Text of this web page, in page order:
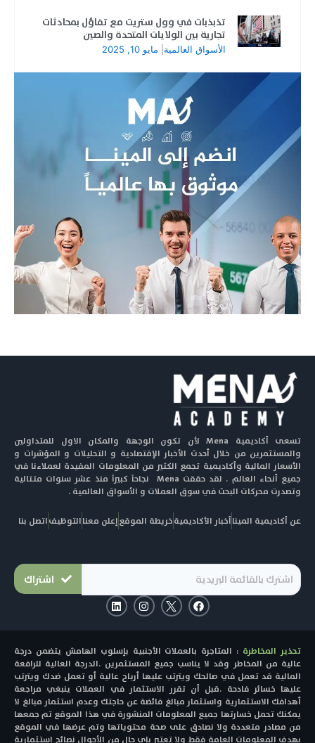
تذبذبات في وول ستريت مع تفاؤل بمحادثات
تجارية بين الولايات المتحدة والصين
الأسواق العالمية مايو 10, 2025
تسعى أكاديمية Mena لأن تكون الوجهة والمكان الاول للمتداولين
والمستثمرين من خلال أحدث الأخبار الإقتصادية و التحليلات و المؤشرات و
الأسعار المالية وأكاديمية تجمع الكثير من المعلومات المفيدة لعملاءنا في
جميع أنحاء العالم . لقد حققت Mena نجاحاً كبيراً منذ عشر سنوات متتالية
وتصدرت محركات البحث في سوق العملات و الأسواق العالمية .
عن أكاديمية الميناأخبار الأكاديميةخريطة الموقعإعلن معناالتوظيفاتصل بنا
اشتراك
F
a
c
o
o
k
I
n
s
g
r
a
m
L
i
n
d
i
n
تحذير المخاطرة : المتاجرة بالعملات الأجنبية بإسلوب الهامش يتضمن درجة
عالية من المخاطر وقد لا يناسب جميع المستثمرين .الدرجة العالية للرافعة
المالية قد تعمل في صالحك ويترتب عليها أرباح عالية أو تعمل ضدك ويترتب
عليها خسائر فادحة .قبل أن تقرر الاستثمار في العملات ينبغي مراجعة
أهدافك الاستثمارية واستثمار مبالغ فائضة عن حاجتك وعدم استثمار مبالغ لا
يمكنك تحمل خسارتها جميع المعلومات المنشورة في هذا الموقع تم جمعها
من مصادر متعددة ولا نصادق على صحة محتوياتها وتم عرضها في الموقع
بهدف المعلومات العامة فقط ولا تعتبر باي حال من الأحوال نصائح استثمارية